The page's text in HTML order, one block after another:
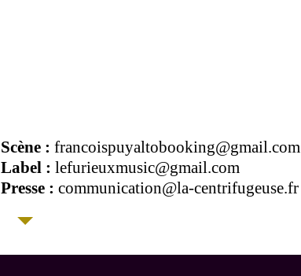
Scène : francoispuyaltobooking@gmail.com
Label : lefurieuxmusic@gmail.com
Presse : communication@la-centrifugeuse.fr